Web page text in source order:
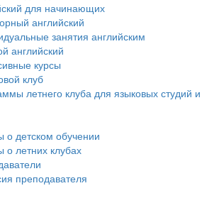
для начинающих
английский
занятия английским
английский
курсы
клуб
летнего клуба для языковых студий и
о детском обучении
о летних клубах
преподавателя